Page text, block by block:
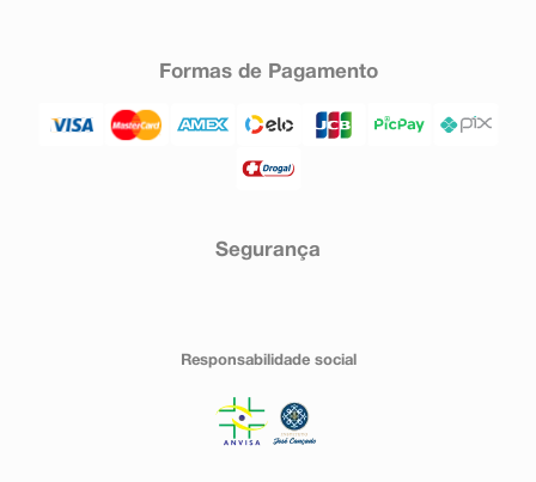
Formas de Pagamento
Segurança
Responsabilidade social